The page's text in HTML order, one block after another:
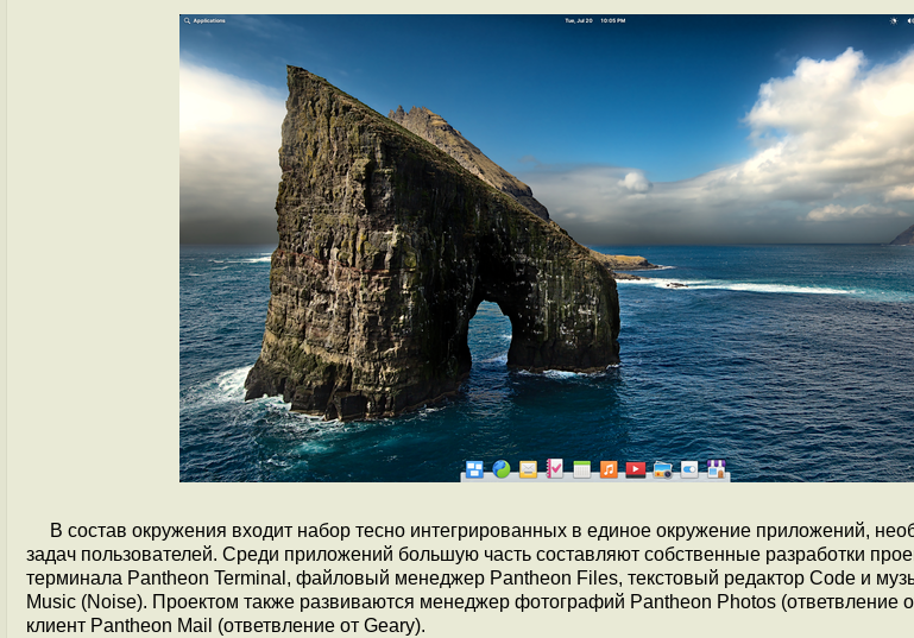
В состав окружения входит набор тесно интегрированных в единое окружение приложений,
задач пользователей. Среди приложений большую часть составляют собственные разработки
терминала Pantheon Terminal, файловый менеджер Pantheon Files, текстовый редактор Code и
Music (Noise). Проектом также развиваются менеджер фотографий Pantheon Photos (ответвление
клиент Pantheon Mail (ответвление от Geary).